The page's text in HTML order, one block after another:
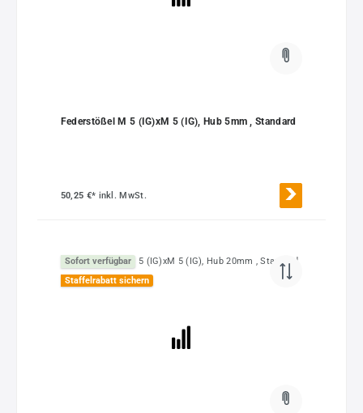
Federstößel M 5 (IG)xM 5 (IG), Hub 5mm , Standard
50,25 €* inkl. MwSt.
Sofort verfügbar
Staffelrabatt sichern